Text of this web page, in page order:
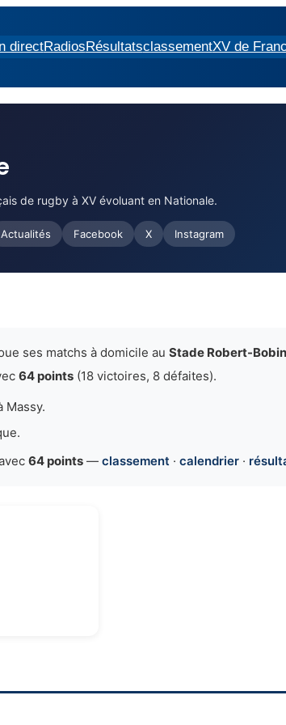
directRadiosRésultatsclassementXV de
de rugby à XV évoluant en Nationale.
Actualités Facebook X Instagram
ses matchs à domicile au Stade Robert-Bobin
64 points (18 victoires, 8 défaites).
Massy.
64 points —classement ·calendrier ·